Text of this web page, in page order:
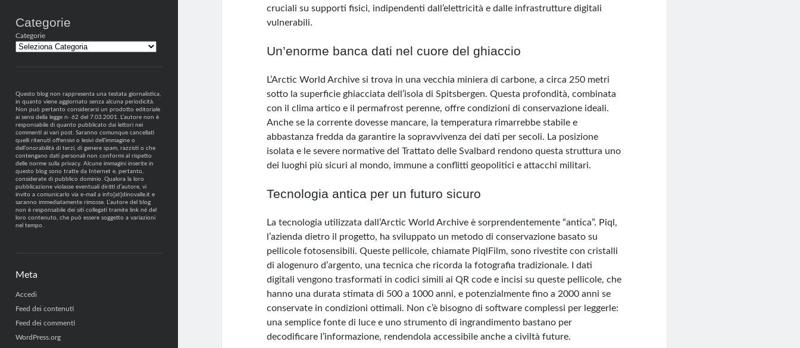
Categorie
Categorie
Questo blog non rappresenta una testata giornalistica,
in quanto viene aggiornato senza alcuna periodicità.
Non può pertanto considerarsi un prodotto editoriale
ai sensi della legge n· 62 del 7.03.2001. L’autore non è
responsabile di quanto pubblicato dai lettori nei
commenti ai vari post. Saranno comunque cancellati
quelli ritenuti offensivi o lesivi dell’immagine o
dell’onorabilità di terzi, di genere spam, razzisti o che
contengano dati personali non conformi al rispetto
delle norme sulla privacy. Alcune immagini inserite in
questo blog sono tratte da Internet e, pertanto,
considerate di pubblico dominio. Qualora la loro
pubblicazione violasse eventuali diritti d’autore, vi
invito a comunicarlo via e-mail a info[at]dinovalle.it e
saranno immediatamente rimosse. L’autore del blog
non è responsabile dei siti collegati tramite link né del
loro contenuto, che può essere soggetto a variazioni
nel tempo.
Meta
Accedi
Feed dei contenuti
Feed dei commenti
WordPress.org
cruciali su supporti fisici, indipendenti dall’elettricità e dalle infrastrutture digitali
vulnerabili.
Un’enorme banca dati nel cuore del ghiaccio
L’Arctic World Archive si trova in una vecchia miniera di carbone, a circa 250 metri
sotto la superficie ghiacciata dell’isola di Spitsbergen. Questa profondità, combinata
con il clima artico e il permafrost perenne, offre condizioni di conservazione ideali.
Anche se la corrente dovesse mancare, la temperatura rimarrebbe stabile e
abbastanza fredda da garantire la sopravvivenza dei dati per secoli. La posizione
isolata e le severe normative del Trattato delle Svalbard rendono questa struttura uno
dei luoghi più sicuri al mondo, immune a conflitti geopolitici e attacchi militari.
Tecnologia antica per un futuro sicuro
La tecnologia utilizzata dall’Arctic World Archive è sorprendentemente “antica”. Piql,
l’azienda dietro il progetto, ha sviluppato un metodo di conservazione basato su
pellicole fotosensibili. Queste pellicole, chiamate PiqlFilm, sono rivestite con cristalli
di alogenuro d’argento, una tecnica che ricorda la fotografia tradizionale. I dati
digitali vengono trasformati in codici simili ai QR code e incisi su queste pellicole, che
hanno una durata stimata di 500 a 1000 anni, e potenzialmente fino a 2000 anni se
conservate in condizioni ottimali. Non c’è bisogno di software complessi per leggerle:
una semplice fonte di luce e uno strumento di ingrandimento bastano per
decodificare l’informazione, rendendola accessibile anche a civiltà future.